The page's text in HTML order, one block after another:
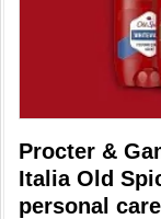
Procter &
Italia Old
personal